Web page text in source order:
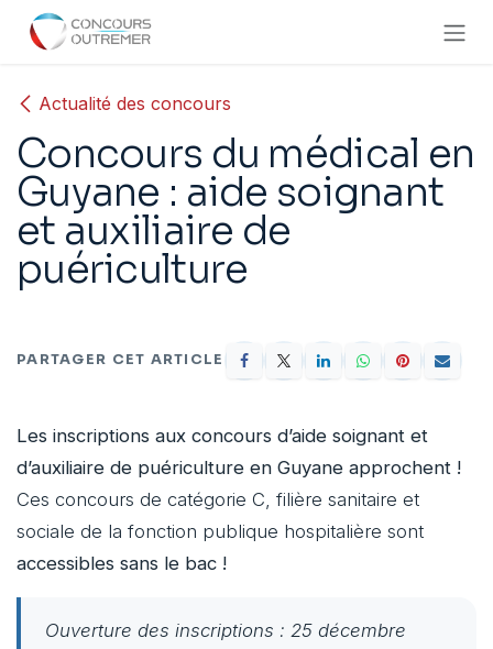
Se rendre au contenu
Actualité des concours
Concours du médical en
Guyane : aide soignant
et auxiliaire de
puériculture
Les inscriptions aux concours d’aide soignant et
d’auxiliaire de puériculture en Guyane approchent !
Ces concours de catégorie C, filière sanitaire et
sociale de la fonction publique hospitalière sont
accessibles sans le bac !
Ouverture des inscriptions : 25 décembre
PARTAGER CET ARTICLE